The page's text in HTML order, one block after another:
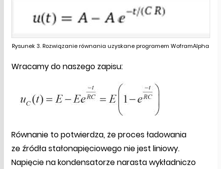
Rysunek 3. Rozwiązanie równania uzyskane programem WoframAlpha
Wracamy do naszego zapisu:
Równanie to potwierdza, że proces ładowania
ze źródła stałonapięciowego nie jest liniowy.
Napięcie na kondensatorze narasta wykładniczo